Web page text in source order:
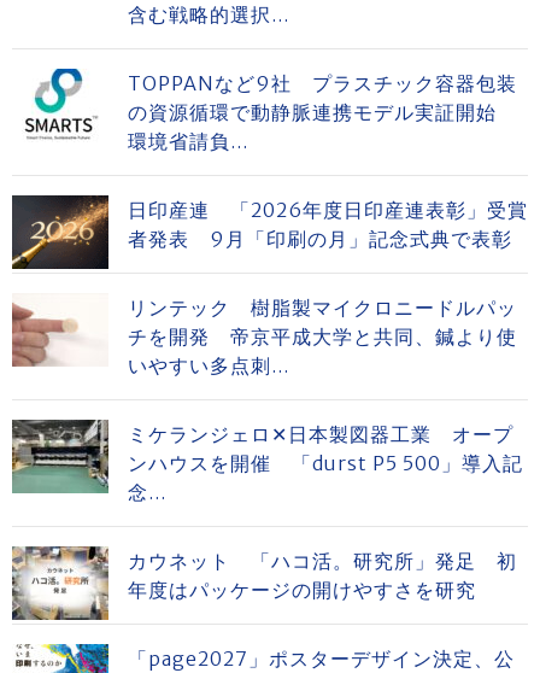
含む戦略的選択...
TOPPANなど9社 プラスチック容器包装
の資源循環で動静脈連携モデル実証開始
環境省請負...
日印産連 「2026年度日印産連表彰」受賞
者発表 9月「印刷の月」記念式典で表彰
リンテック 樹脂製マイクロニードルパッ
チを開発 帝京平成大学と共同、鍼より使
いやすい多点刺...
ミケランジェロ✕日本製図器工業 オープ
ンハウスを開催 「durst P5 500」導入記
念...
カウネット 「ハコ活。研究所」発足 初
年度はパッケージの開けやすさを研究
「page2027」ポスターデザイン決定、公